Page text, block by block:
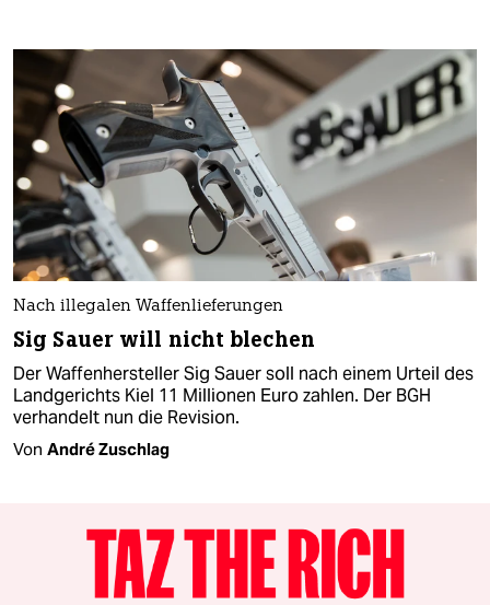
Nach illegalen Waffenlieferungen
Sig Sauer will nicht blechen
Der Waffenhersteller Sig Sauer soll nach einem Urteil des
Landgerichts Kiel 11 Millionen Euro zahlen. Der BGH
verhandelt nun die Revision.
Von André Zuschlag